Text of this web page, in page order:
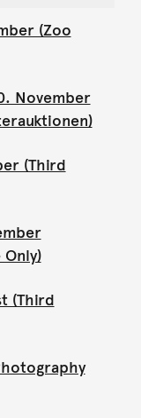
(Zoo
November
(Third
(Third